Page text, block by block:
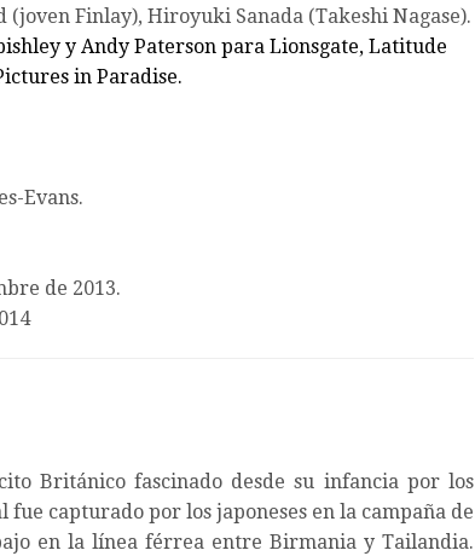
(joven Finlay), Hiroyuki Sanada (Takeshi Nagase).
y Andy Paterson para Lionsgate, Latitude
in Paradise.
Evans.
de 2013.
Británico fascinado desde su infancia por los
capturado por los japoneses en la campaña de
en la línea férrea entre Birmania y Tailandia.